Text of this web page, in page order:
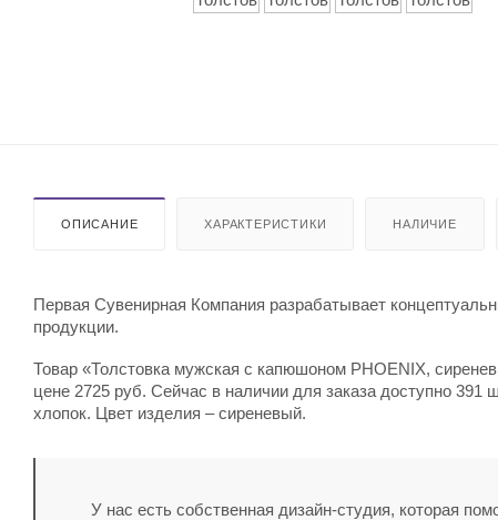
ОПИСАНИЕ ХАРАКТЕРИСТИКИ НАЛИЧИЕ
Первая Сувенирная Компания разрабатывает
продукции.
Товар «Толстовка мужская с капюшоном PHOENIX,
цене 2725 руб. Сейчас в наличии для заказа доступно
хлопок. Цвет изделия – сиреневый.
У нас есть собственная дизайн-студия, которая